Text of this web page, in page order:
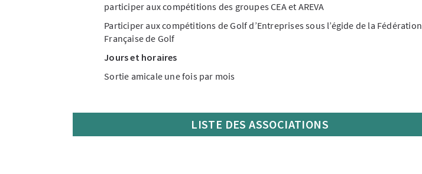
participer aux compétitions des groupes CEA et AREVA
Participer aux compétitions de Golf d’Entreprises sous l’égide de la Fédération
Française de Golf
Jours et horaires
Sortie amicale une fois par mois
LISTE DES ASSOCIATIONS